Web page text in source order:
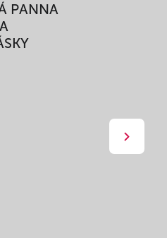
PANNA